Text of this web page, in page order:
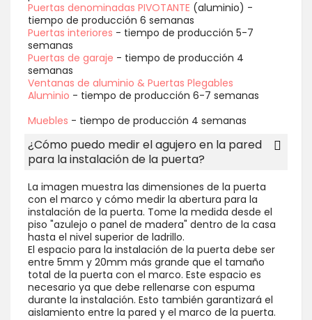
Puertas denominadas PIVOTANTE (aluminio) -
tiempo de producción 6 semanas
Puertas interiores - tiempo de producción 5-7
semanas
Puertas de garaje - tiempo de producción 4
semanas
Ventanas de aluminio & Puertas Plegables
Aluminio - tiempo de producción 6-7 semanas
Muebles - tiempo de producción 4 semanas
¿Cómo puedo medir el agujero en la pared
para la instalación de la puerta?
La imagen muestra las dimensiones de la puerta
con el marco y cómo medir la abertura para la
instalación de la puerta. Tome la medida desde el
piso "azulejo o panel de madera" dentro de la casa
hasta el nivel superior de ladrillo.
El espacio para la instalación de la puerta debe ser
entre 5mm y 20mm más grande que el tamaño
total de la puerta con el marco. Este espacio es
necesario ya que debe rellenarse con espuma
durante la instalación. Esto también garantizará el
aislamiento entre la pared y el marco de la puerta.